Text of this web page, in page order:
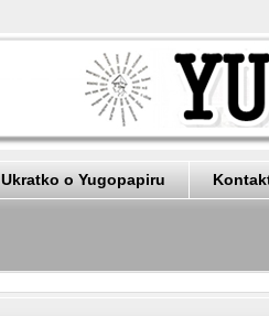
Ukratko o Yugopapiru